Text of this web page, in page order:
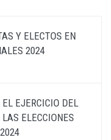
Y ELECTOS EN
2024
EJERCICIO DEL
ELECCIONES